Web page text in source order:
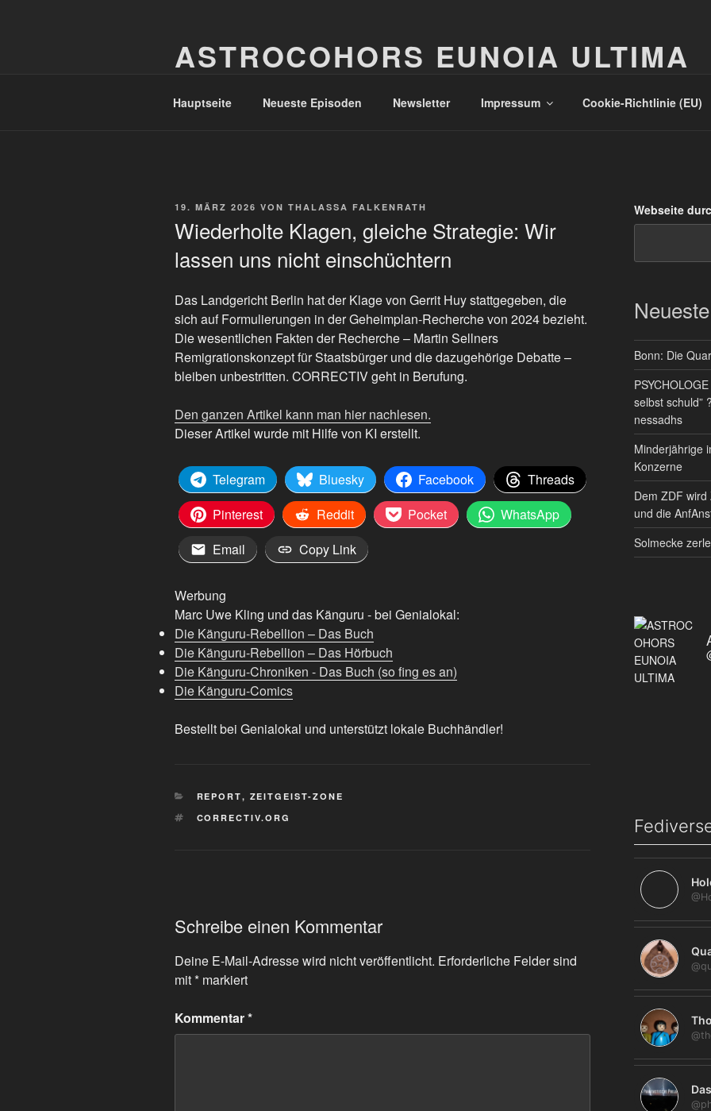
ASTROCOHORS EUNOIA ULTIMA
Hauptseite Neueste Episoden Newsletter Impressum Cookie-Richtlinie (EU)
VERÖFFENTLICHT
19. MÄRZ 2026 VON THALASSA FALKENRATH
Wiederholte Klagen, gleiche Strategie: Wir
lassen uns nicht einschüchtern
Das Landgericht Berlin hat der Klage von Gerrit Huy stattgegeben, die
sich auf Formulierungen in der Geheimplan-Recherche von 2024 bezieht.
Die wesentlichen Fakten der Recherche – Martin Sellners
Remigrationskonzept für Staatsbürger und die dazugehörige Debatte –
bleiben unbestritten. CORRECTIV geht in Berufung.
Den ganzen Artikel kann man hier nachlesen.
Dieser Artikel wurde mit Hilfe von KI erstellt.
Telegram Bluesky Facebook
Threads
Pinterest
Reddit Pocket
WhatsApp
Email
Copy Link
Werbung
Marc Uwe Kling und das Känguru - bei Genialokal:
Die Känguru-Rebellion – Das Buch
Die Känguru-Rebellion – Das Hörbuch
Die Känguru-Chroniken - Das Buch (so fing es an)
Die Känguru-Comics
Bestellt bei Genialokal und unterstützt lokale Buchhändler!
KATEGORIEN
REPORT, ZEITGEIST-ZONE
SCHLAGWÖRTER
CORRECTIV.ORG
Schreibe einen Kommentar
Deine E-Mail-Adresse wird nicht veröffentlicht. Erforderliche Felder sind
mit* markiert
Kommentar*
Webseite
Bonn: Die
selbst schuld”
nessadhs
Minderjährige
Konzerne
Dem ZDF
und die
Solmecke